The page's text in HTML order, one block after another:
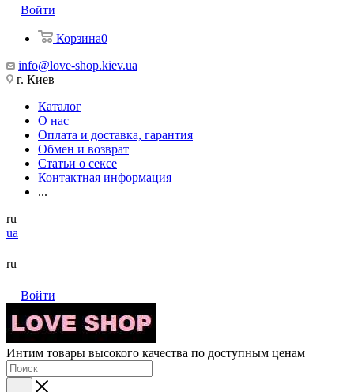
Войти
Корзина0
info@love-shop.kiev.ua
г. Киев
Каталог
О нас
Оплата и доставка, гарантия
Обмен и возврат
Статьи о сексе
Контактная информация
...
ru
ua
ru
Войти
Интим товары высокого качества по доступным ценам